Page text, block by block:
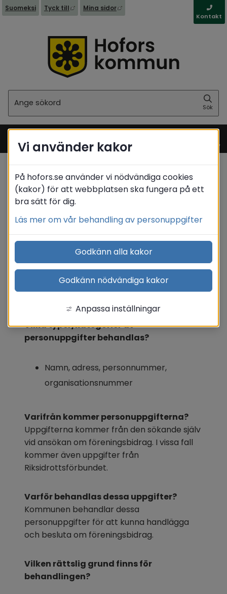
Suomeksi Tyck till Länk till annan webbplats, öppnas i nytt
Mina sidor Länk till annan webbplats,
Kontakt
Sök
Meny
Startsida
Kommun & politik
/ Behandling av personuppgifter - GDPR
Behandling av personuppgifter (GDPR) inom
kommunstyrelsen
Föreningsbidrag
Vilka typer/kategorier av
personuppgifter behandlas?
Namn, adress, personnummer,
organisationsnummer
Varifrån kommer personuppgifterna?
Uppgifterna kommer från den sökande själv
vid ansökan om föreningsbidrag. I vissa fall
kommer även uppgifter från
Riksidrottsförbundet.
Varför behandlas dessa uppgifter?
Kommunen behandlar dessa
personuppgifter för att kunna handlägga
och besluta om föreningsbidrag.
Vilken rättslig grund finns för
behandlingen?
Vi använder kakor
På hofors.se använder vi nödvändiga cookies
(kakor) för att webbplatsen ska fungera på ett
bra sätt för dig.
Läs mer om vår behandling av personuppgifter
Godkänn alla kakor
Godkänn nödvändiga kakor
Anpassa inställningar